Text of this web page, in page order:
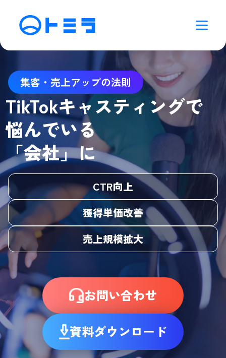
集客・売上アップの法則
TikTokキャスティングで
悩んでいる
「会社」に
CTR向上
獲得単価改善
売上規模拡大
お問い合わせ
資料ダウンロード